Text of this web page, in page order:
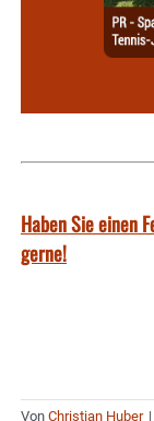
Haben Sie einen
gerne!
Von Christian Huber |